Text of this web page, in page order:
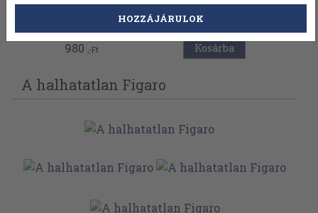
Vissza az előző oldalra
980 ,-Ft Kosárba
A halhatatlan Figaro
HOZZÁJÁRULOK